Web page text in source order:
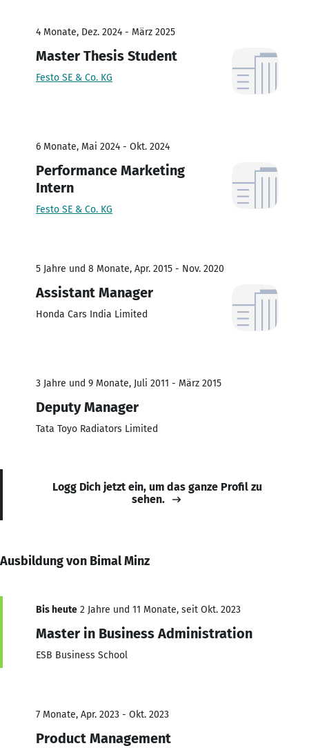
4 Monate, Dez. 2024 - März 2025
Master Thesis Student
Festo SE & Co. KG
6 Monate, Mai 2024 - Okt. 2024
Performance Marketing
Intern
Festo SE & Co. KG
5 Jahre und 8 Monate, Apr. 2015 - Nov. 2020
Assistant Manager
Honda Cars India Limited
3 Jahre und 9 Monate, Juli 2011 - März 2015
Deputy Manager
Tata Toyo Radiators Limited
Logg Dich jetzt ein, um das ganze Profil zu
sehen.
Ausbildung von Bimal Minz
Bis heute 2 Jahre und 11 Monate, seit Okt. 2023
Master in Business Administration
ESB Business School
7 Monate, Apr. 2023 - Okt. 2023
Product Management